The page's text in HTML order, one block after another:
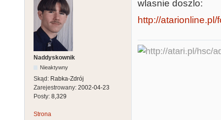
Naddyskownik
Nieaktywny
Skąd: Rabka-Zdrój
Zarejestrowany: 2002-04-23
Posty: 8,329
wlasnie doszlo:
http://
Strona